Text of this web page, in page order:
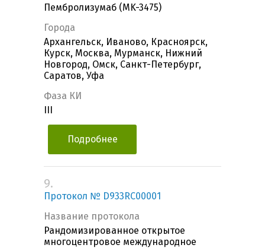
Пембролизумаб (MK-3475)
Города
Архангельск, Иваново, Красноярск,
Курск, Москва, Мурманск, Нижний
Новгород, Омск, Санкт-Петербург,
Саратов, Уфа
Фаза КИ
Подробнее
9.
Протокол № D933RC00001
Название протокола
Рандомизированное открытое
многоцентровое международное